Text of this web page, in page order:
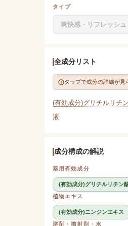
タイプ
爽快感・リフレッシュ
全成分リスト
タップで成分の詳細が見
(有効成分)グリチルリチ
液
成分構成の解説
薬用有効成分
(有効成分)グリチルリチン
植物エキス
(有効成分)ニンジンエキス
溶剤・噴射剤・水